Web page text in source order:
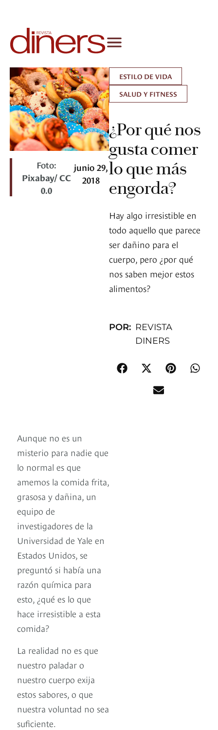
Foto:
Pixabay/ CC
0.0
junio 29,
2018
ESTILO DE VIDA
SALUD Y FITNESS
¿Por qué nos
gusta comer
lo que más
engorda?
Hay algo irresistible en
todo aquello que parece
ser dañino para el
cuerpo, pero ¿por qué
nos saben mejor estos
alimentos?
POR: REVISTA
DINERS
Aunque no es un
misterio para nadie que
lo normal es que
amemos la comida frita,
grasosa y dañina, un
equipo de
investigadores de la
Universidad de Yale en
Estados Unidos, se
preguntó si había una
razón química para
esto, ¿qué es lo que
hace irresistible a esta
comida?
La realidad no es que
nuestro paladar o
nuestro cuerpo exija
estos sabores, o que
nuestra voluntad no sea
suficiente.